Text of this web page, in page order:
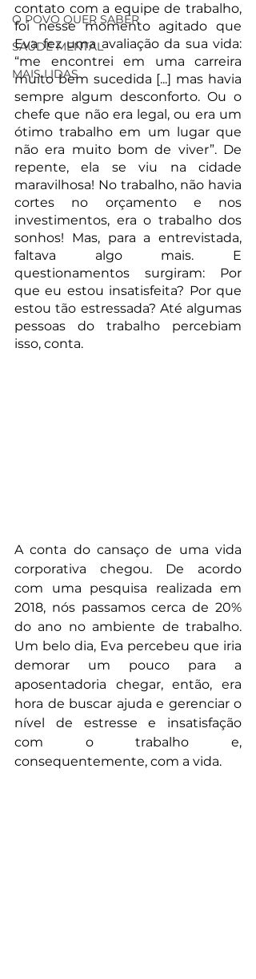
O POVO QUER SABER
SAÚDE MENTAL
MAIS LIDAS
contato com a equipe de trabalho,
foi nesse momento agitado que
Eva fez uma avaliação da sua vida:
“me encontrei em uma carreira
muito bem sucedida [...] mas havia
sempre algum desconforto. Ou o
chefe que não era legal, ou era um
ótimo trabalho em um lugar que
não era muito bom de viver”. De
repente, ela se viu na cidade
maravilhosa! No trabalho, não havia
cortes no orçamento e nos
investimentos, era o trabalho dos
sonhos! Mas, para a entrevistada,
faltava algo mais. E
questionamentos surgiram: Por
que eu estou insatisfeita? Por que
estou tão estressada? Até algumas
pessoas do trabalho percebiam
isso, conta.
A conta do cansaço de uma vida
corporativa chegou. De acordo
com uma pesquisa realizada em
2018, nós passamos cerca de 20%
do ano no ambiente de trabalho.
Um belo dia, Eva percebeu que iria
demorar um pouco para a
aposentadoria chegar, então, era
hora de buscar ajuda e gerenciar o
nível de estresse e insatisfação
com o trabalho e,
consequentemente, com a vida.